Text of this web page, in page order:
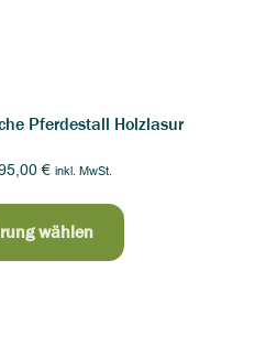
Pferdestall Holzlasur
€ inkl. MwSt.
wählen